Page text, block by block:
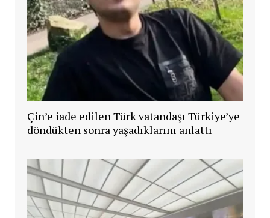
Çin’e iade edilen Türk vatandaşı Türkiye’ye
döndükten sonra yaşadıklarını anlattı